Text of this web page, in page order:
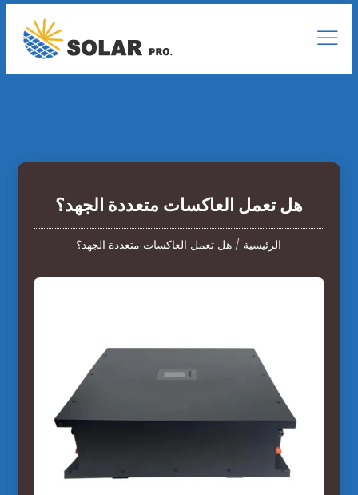
هل تعمل العاكسات متعددة الجهد؟
الرئيسية / هل تعمل العاكسات متعددة الجهد؟